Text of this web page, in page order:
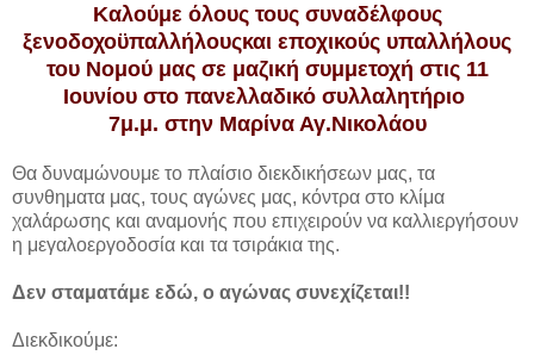
Καλούμε όλους τους συναδέλφους
ξενοδοχοϋπαλλήλουςκαι εποχικούς υπαλλήλους
του Νομού μας σε μαζική συμμετοχή στις 11
Ιουνίου στο πανελλαδικό συλλαλητήριο
7μ.μ. στην Μαρίνα Αγ.Νικολάου
Θα δυναμώνουμε το πλαίσιο διεκδικήσεων μας, τα
συνθηματα μας, τους αγώνες μας, κόντρα στο κλίμα
χαλάρωσης και αναμονής που επιχειρούν να καλλιεργήσουν
η μεγαλοεργοδοσία και τα τσιράκια της.
Δεν σταματάμε εδώ, ο αγώνας συνεχίζεται!!
Διεκδικούμε: